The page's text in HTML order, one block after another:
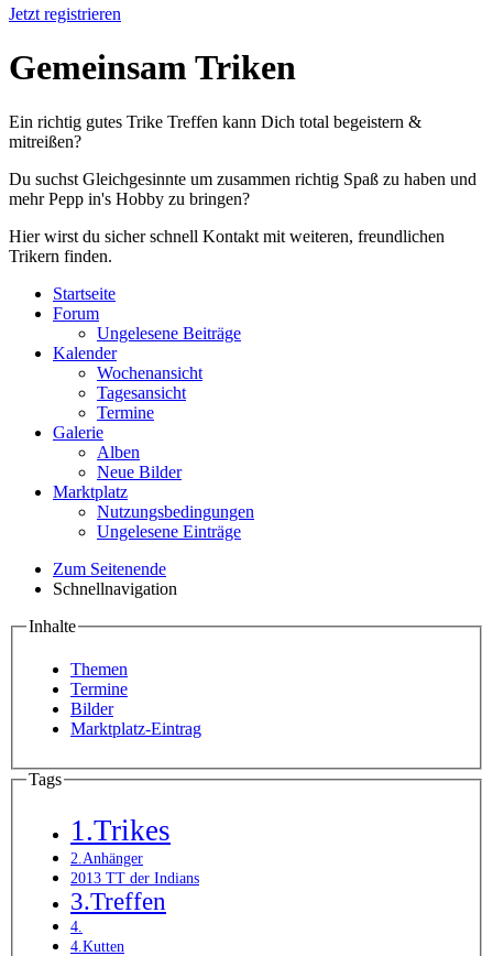
Jetzt registrieren
Gemeinsam Triken
Ein richtig gutes Trike Treffen kann Dich total begeistern &
mitreißen?
Du suchst Gleichgesinnte um zusammen richtig Spaß zu haben und
mehr Pepp in's Hobby zu bringen?
Hier wirst du sicher schnell Kontakt mit weiteren, freundlichen
Trikern finden.
Startseite
Forum
Ungelesene Beiträge
Kalender
Wochenansicht
Tagesansicht
Termine
Galerie
Alben
Neue Bilder
Marktplatz
Nutzungsbedingungen
Ungelesene Einträge
Zum Seitenende
Schnellnavigation
Inhalte
Themen
Termine
Bilder
Marktplatz-Eintrag
Tags
1.Trikes
2.Anhänger
2013 TT der Indians
3.Treffen
4.
4.Kutten